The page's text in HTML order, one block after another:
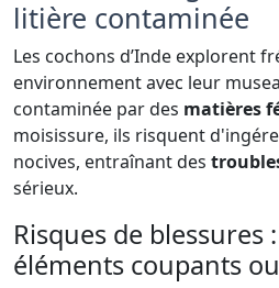
litière contaminée
Les cochons d’Inde explorent
environnement avec leur
contaminée par des matières
moisissure, ils risquent
nocives, entraînant des
sérieux.
Risques de blessures
éléments coupants